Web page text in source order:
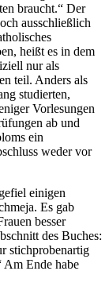
braucht.“ Der
ausschließlich
heißt es in dem
nur als
teil. Anders als
studierten,
Vorlesungen
ab und
ein
weder vor
einigen
Es gab
besser
des Buches:
stichprobenartig
Am Ende habe